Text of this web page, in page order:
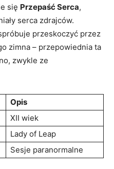
‌się Przepaść Serca,
‌serca zdrajców.
przeskoczyć‌ przez
‍zimna – przepowiednia ta
zwykle ⁢ze
Opis
XII ⁢wiek
Lady of Leap
Sesje paranormalne